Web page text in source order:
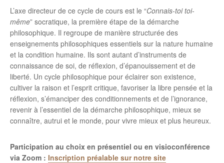
L’axe directeur de ce cycle de cours est le “Connais-toi toi-
même” socratique, la première étape de la démarche
philosophique. Il regroupe de manière structurée des
enseignements philosophiques essentiels sur la nature humaine
et la condition humaine. Ils sont autant d’instruments de
connaissance de soi, de réflexion, d’épanouissement et de
liberté. Un cycle philosophique pour éclairer son existence,
cultiver la raison et l’esprit critique, favoriser la libre pensée et la
réflexion, s’émanciper des conditionnements et de l’ignorance,
revenir à l’essentiel de la démarche philosophique, mieux se
connaître, autrui et le monde, pour vivre mieux et plus heureux.
Participation au choix en présentiel ou en visioconférence
via Zoom : Inscription préalable sur notre site